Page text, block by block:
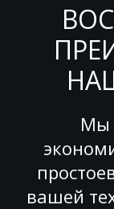
Мы
вашей